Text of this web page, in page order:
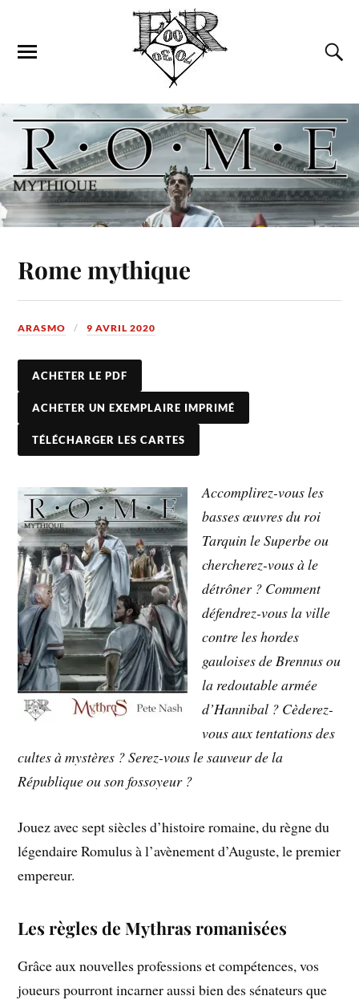
Rome mythique
ARASMO 9 AVRIL 2020
ACHETER LE PDF
ACHETER UN EXEMPLAIRE IMPRIMÉ
TÉLÉCHARGER LES CARTES
Accomplirez-vous les
basses œuvres du roi
Tarquin le Superbe ou
chercherez-vous à le
détrôner ? Comment
défendrez-vous la ville
contre les hordes
gauloises de Brennus ou
la redoutable armée
d’Hannibal ? Cèderez-
vous aux tentations des
cultes à mystères ? Serez-vous le sauveur de la
République ou son fossoyeur ?
Jouez avec sept siècles d’histoire romaine, du règne du
légendaire Romulus à l’avènement d’Auguste, le premier
empereur.
Les règles de Mythras romanisées
Grâce aux nouvelles professions et compétences, vos
joueurs pourront incarner aussi bien des sénateurs que